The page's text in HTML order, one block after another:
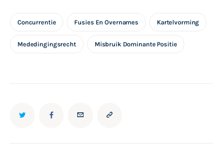
Concurrentie Fusies En Overnames Kartelvorming
Mededingingsrecht Misbruik Dominante Positie